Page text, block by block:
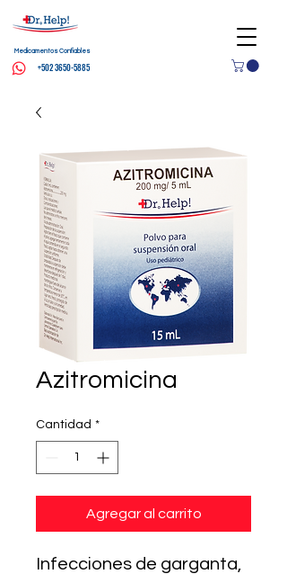
Medicamentos Confiables
+502 3650-5885
Azitromicina
Cantidad *
Agregar al carrito
Infecciones de garganta,